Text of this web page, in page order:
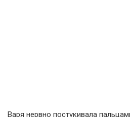
Варя нервно постукивала